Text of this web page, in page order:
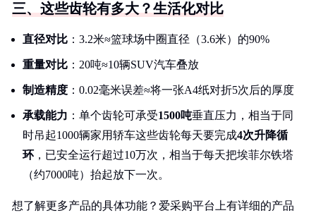
三、这些齿轮有多大？生活化对比
直径对比 ：3.2米≈篮球场中圈直径（3.6米）的90%
重量对比 ：20吨≈10辆SUV汽车叠放
制造精度 ：0.02毫米误差≈将一张A4纸对折5次后的厚度
承载能力 ：单个齿轮可承受1500吨垂直压力，相当于同
时吊起1000辆家用轿车这些齿轮每天要完成4次升降循
环 ，已安全运行超过10万次，相当于每天把埃菲尔铁塔
（约7000吨）抬起放下一次。
想了解更多产品的具体功能？爱采购平台上有详细的产品